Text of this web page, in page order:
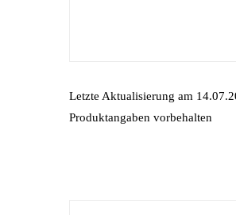
Letzte Aktualisierung am
Produktangaben vorbehalten